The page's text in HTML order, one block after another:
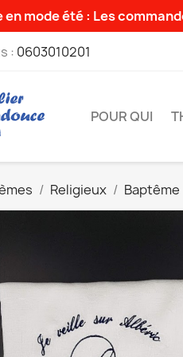
mode été : Les
: 0603010201
POUR QUI
Religieux Baptême